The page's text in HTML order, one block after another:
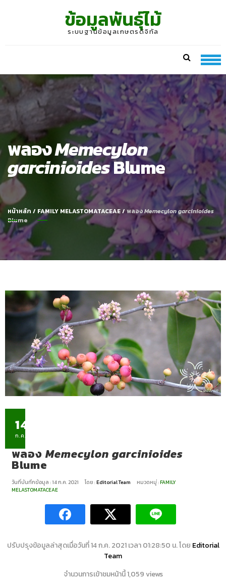
ข้อมูลพันธุ์ไม้
ระบบฐานข้อมูลเกษตรดิจิทัล
พลองMemecylon
garcinioidesBlume
หน้าหลัก / FAMILY MELASTOMATACEAE/ พลองMemecylon garcinioides
Blume
14
ก.ค.
พลองMemecylon garcinioides
Blume
วันที่บันทึกข้อมูล : 14 ก.ค. 2021 โดย :Editorial Team หมวดหมู่ :FAMILY
MELASTOMATACEAE
ปรับปรุงข้อมูลล่าสุดเมื่อวันที่ 14 ก.ค. 2021 เวลา 01:28:50 น. โดย Editorial
Team
จำนวนการเข้าชมหน้านี้ 1,059 views